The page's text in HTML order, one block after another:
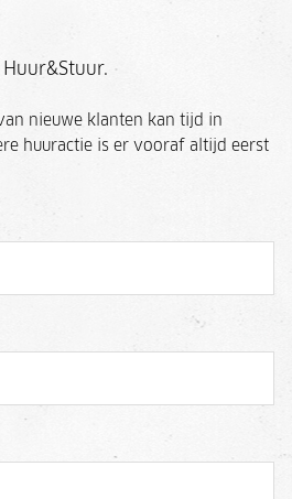
nieuwe klanten kan tijd in
huuractie is er vooraf altijd eerst